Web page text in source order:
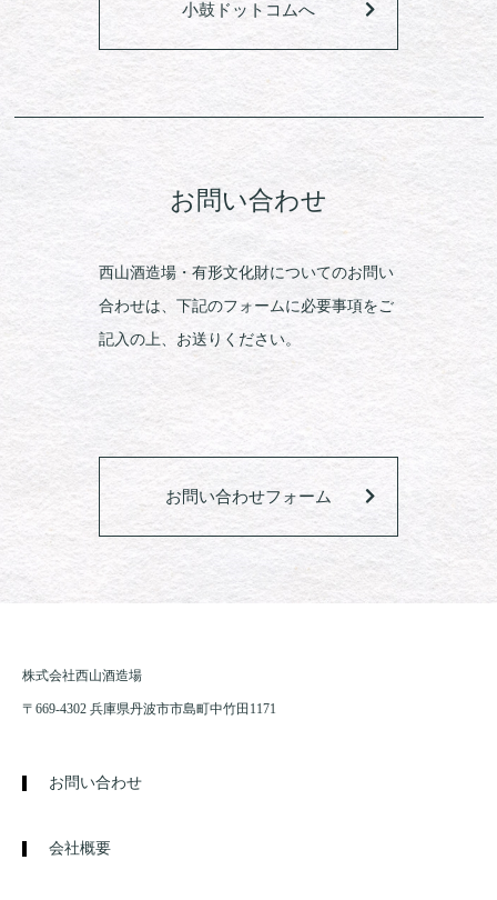
小鼓ドットコムへ
お問い合わせ
西山酒造場・有形文化財についてのお問い
合わせは、下記のフォームに必要事項をご
記入の上、お送りください。
お問い合わせフォーム
株式会社西山酒造場
〒669-4302 兵庫県丹波市市島町中竹田1171
お問い合わせ
会社概要